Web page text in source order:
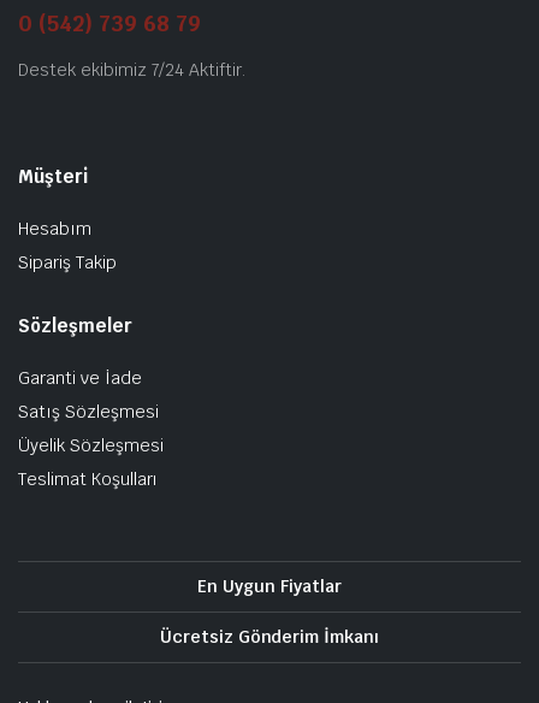
0 (542) 739 68 79
Destek ekibimiz 7/24 Aktiftir.
Müşteri
Hesabım
Sipariş Takip
Sözleşmeler
Garanti ve İade
Satış Sözleşmesi
Üyelik Sözleşmesi
Teslimat Koşulları
En Uygun Fiyatlar
Ücretsiz Gönderim İmkanı